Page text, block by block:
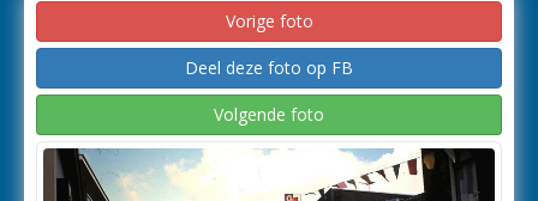
Vorige foto
Deel deze foto op FB
Volgende foto